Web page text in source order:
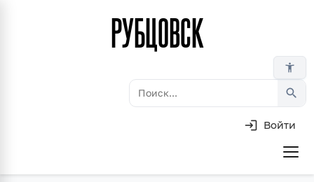
РУБЦОВСК
accessibility_new
search
Войти